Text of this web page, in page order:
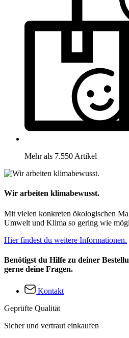
Mehr als 7.550 Artikel
Wir arbeiten klimabewusst.
Mit vielen konkreten ökologischen
Umwelt und Klima so gering wie
Hier findest du weitere Informationen.
Benötigst du Hilfe zu deiner
gerne deine Fragen.
Kontakt
Geprüfte Qualität
Sicher und vertraut einkaufen